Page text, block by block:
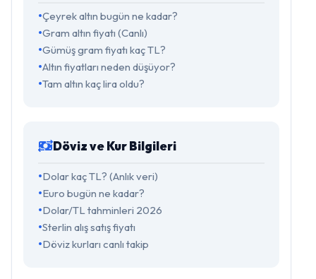
Çeyrek altın bugün ne kadar?
Gram altın fiyatı (Canlı)
Gümüş gram fiyatı kaç TL?
Altın fiyatları neden düşüyor?
Tam altın kaç lira oldu?
Döviz ve Kur Bilgileri
Dolar kaç TL? (Anlık veri)
Euro bugün ne kadar?
Dolar/TL tahminleri 2026
Sterlin alış satış fiyatı
Döviz kurları canlı takip